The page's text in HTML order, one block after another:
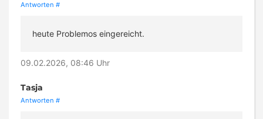
Antworten #
heute Problemos eingereicht.
09.02.2026, 08:46 Uhr
Tasja
Antworten #